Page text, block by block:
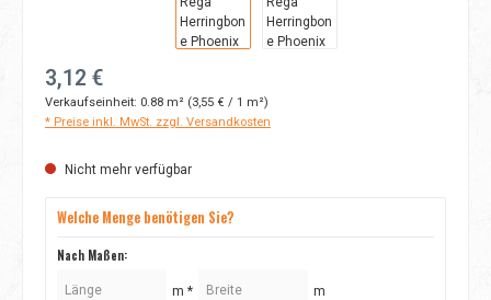
Regulärer Preis:
3,12 €
Verkaufseinheit: 0.88 m² (3,55 € / 1 m²)
* Preise inkl. MwSt. zzgl. Versandkosten
Nicht mehr verfügbar
Welche Menge benötigen Sie?
Nach Maßen:
m * m